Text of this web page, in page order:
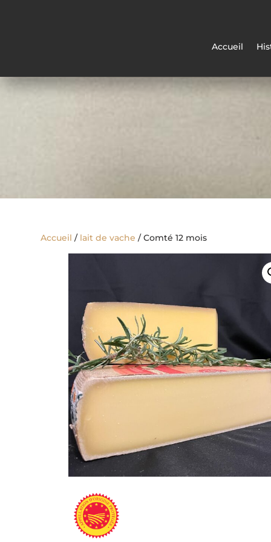
Accueil
Accueil / lait de vache / Comté 12 mois